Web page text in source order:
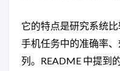
它的特点是研究系统
手机任务中的准确率
列。README 中提到